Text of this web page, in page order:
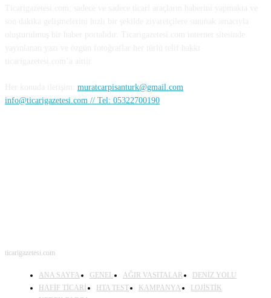
muratcarpisanturk@gmail.com
info@ticarigazetesi.com // Tel: 05322700190
ticarigazetesi.com
ANA SAYFA GENEL AĞIR VASITALAR
DENİZ YOLU
HAFİF TİCARİ
HTA TEST KAMPANYA
LOJİSTİK